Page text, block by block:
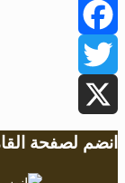
Facebook
Twitter
X
انضم لصفحة